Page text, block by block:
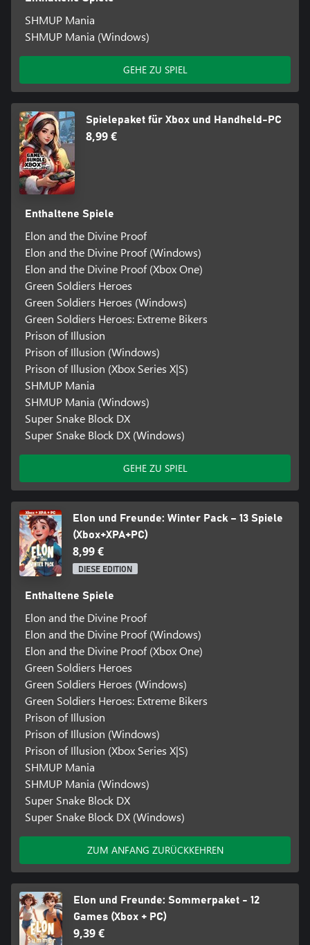
SHMUP Mania
SHMUP Mania (Windows)
GEHE ZU SPIEL
Spielepaket für Xbox und Handheld-PC
8,99 €
Enthaltene Spiele
Elon and the Divine Proof
Elon and the Divine Proof (Windows)
Elon and the Divine Proof (Xbox One)
Green Soldiers Heroes
Green Soldiers Heroes (Windows)
Green Soldiers Heroes: Extreme Bikers
Prison of Illusion
Prison of Illusion (Windows)
Prison of Illusion (Xbox Series X|S)
SHMUP Mania
SHMUP Mania (Windows)
Super Snake Block DX
Super Snake Block DX (Windows)
GEHE ZU SPIEL
Elon und Freunde: Winter Pack – 13 Spiele
(Xbox+XPA+PC)
8,99 €
DIESE EDITION
Enthaltene Spiele
Elon and the Divine Proof
Elon and the Divine Proof (Windows)
Elon and the Divine Proof (Xbox One)
Green Soldiers Heroes
Green Soldiers Heroes (Windows)
Green Soldiers Heroes: Extreme Bikers
Prison of Illusion
Prison of Illusion (Windows)
Prison of Illusion (Xbox Series X|S)
SHMUP Mania
SHMUP Mania (Windows)
Super Snake Block DX
Super Snake Block DX (Windows)
ZUM ANFANG ZURÜCKKEHREN
Elon und Freunde: Sommerpaket - 12
Games (Xbox + PC)
9,39 €